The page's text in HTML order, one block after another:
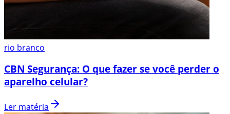
rio branco
CBN Segurança: O que fazer se você perder o
aparelho celular?
Ler matéria